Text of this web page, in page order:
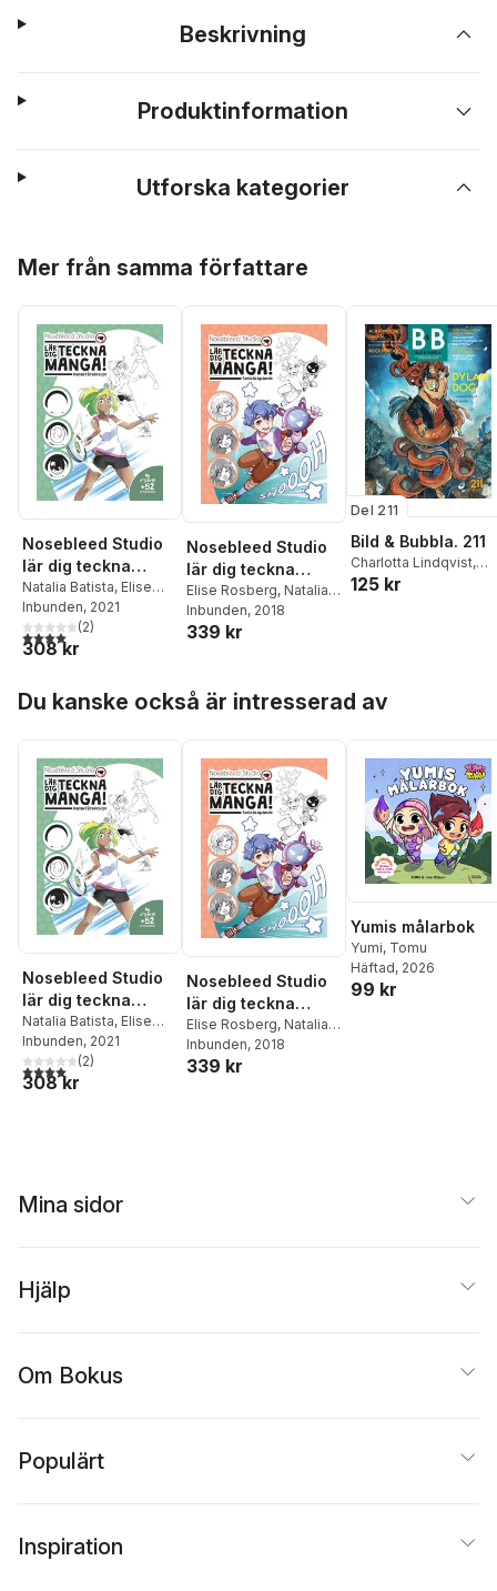
Beskrivning
Produktinformation
Utforska kategorier
Mer från samma författare
Nosebleed Studio
lär dig teckna
manga! :
karaktärsdesign
Natalia Batista, Elise
Rosberg
Inbunden, 2021
4,0utav 5 stjärnor. Totalt antal röster:
(2)
308 kr
Nosebleed Studio
lär dig teckna
manga:
serieskapande
Elise Rosberg, Natalia
Batista,Magnolia
Winroth
Inbunden, 2018
339 kr
Del 211
Bild & Bubbla. 211
Charlotta Lindqvist,
Christel Kaa Hedberg
Strömberg
Holen,Ola Hellsten,
Marianne Skoglund,
Henri Gylander,Ola
Lundqvist,Rolf H.
Reimers
125 kr
Du kanske också är intresserad av
Nosebleed Studio
lär dig teckna
manga! :
karaktärsdesign
Natalia Batista, Elise
Rosberg
Inbunden, 2021
4,0utav 5 stjärnor. Totalt antal röster:
(2)
308 kr
Nosebleed Studio
lär dig teckna
manga:
serieskapande
Elise Rosberg, Natalia
Batista,Magnolia
Winroth
Inbunden, 2018
339 kr
Yumis målarbok
Yumi, Tomu
Häftad, 2026
99 kr
Mina sidor
Hjälp
Om Bokus
Populärt
Inspiration